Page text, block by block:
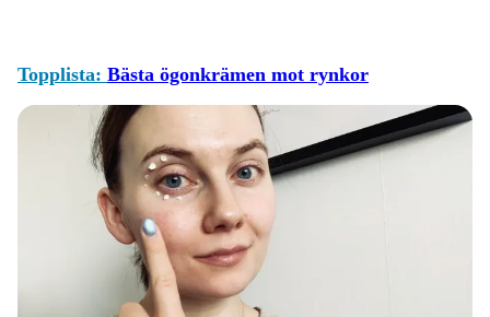
Topplista: Bästa ögonkrämen mot rynkor